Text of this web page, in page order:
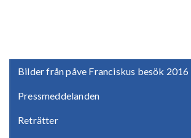
Bilder från påve Franciskus besök 2016
Pressmeddelanden
Reträtter